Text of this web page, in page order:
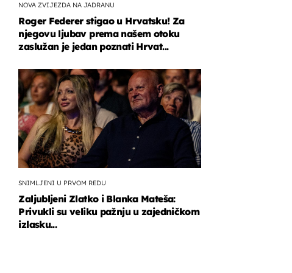
NOVA ZVIJEZDA NA JADRANU
Roger Federer stigao u Hrvatsku! Za
njegovu ljubav prema našem otoku
zaslužan je jedan poznati Hrvat...
SNIMLJENI U PRVOM REDU
Zaljubljeni Zlatko i Blanka Mateša:
Privukli su veliku pažnju u zajedničkom
izlasku...